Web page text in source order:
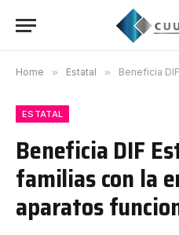
Home » Estatal » Beneficia DIF
ESTATAL
Beneficia DIF
familias con la
aparatos